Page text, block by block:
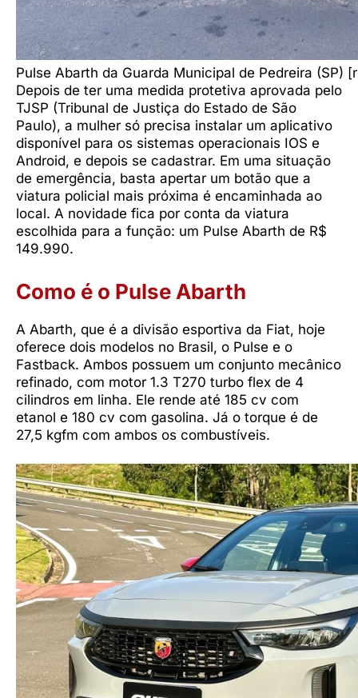
Pulse Abarth da Guarda Municipal de Pedreira (SP)
Depois de ter uma medida protetiva aprovada pelo
TJSP (Tribunal de Justiça do Estado de São
Paulo), a mulher só precisa instalar um aplicativo
disponível para os sistemas operacionais IOS e
Android, e depois se cadastrar. Em uma situação
de emergência, basta apertar um botão que a
viatura policial mais próxima é encaminhada ao
local. A novidade fica por conta da viatura
escolhida para a função: um Pulse Abarth de R$
149.990.
Como é o Pulse Abarth
A Abarth, que é a divisão esportiva da Fiat, hoje
oferece dois modelos no Brasil, o Pulse e o
Fastback. Ambos possuem um conjunto mecânico
refinado, com motor 1.3 T270 turbo flex de 4
cilindros em linha. Ele rende até 185 cv com
etanol e 180 cv com gasolina. Já o torque é de
27,5 kgfm com ambos os combustíveis.